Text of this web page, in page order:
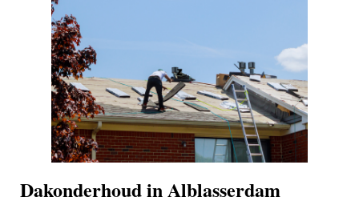
Dakonderhoud in Alblasserdam